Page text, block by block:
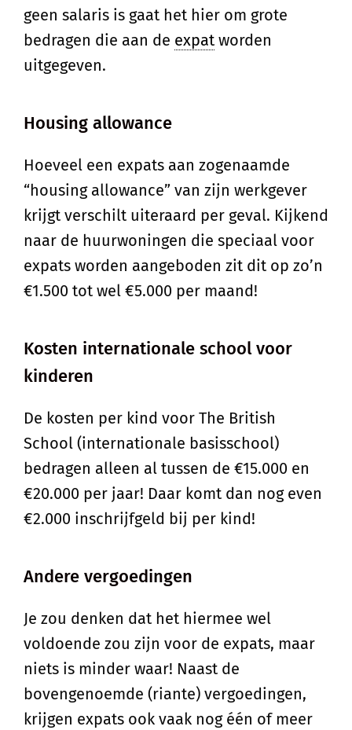
geen salaris is gaat het hier om grote
bedragen die aan de expat worden
uitgegeven.
Housing allowance
Hoeveel een expats aan zogenaamde
“housing allowance” van zijn werkgever
krijgt verschilt uiteraard per geval. Kijkend
naar de huurwoningen die speciaal voor
expats worden aangeboden zit dit op zo’n
€1.500 tot wel €5.000 per maand!
Kosten internationale school voor
kinderen
De kosten per kind voor The British
School (internationale basisschool)
bedragen alleen al tussen de €15.000 en
€20.000 per jaar! Daar komt dan nog even
€2.000 inschrijfgeld bij per kind!
Andere vergoedingen
Je zou denken dat het hiermee wel
voldoende zou zijn voor de expats, maar
niets is minder waar! Naast de
bovengenoemde (riante) vergoedingen,
krijgen expats ook vaak nog één of meer